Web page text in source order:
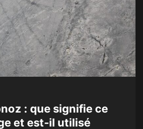
: que signifie ce
et est-il utilisé